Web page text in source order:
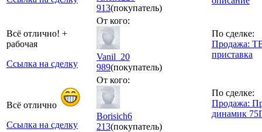
913(покупатель)
Всё отлично! +
рабочая
Ссылка на сделку
От кого:
Vanil_20
989(покупатель)
По сделке:
Продажа:
приставка
Всё отлично
Ссылка на сделку
От кого:
Borisich6
213(покупатель)
По сделке:
Продажа:
динамик